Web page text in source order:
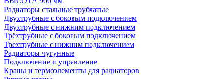
Радиаторы стальные трубчатые
Двухтрубные с боковым подключением
Двухтрубные с нижним подключением
Трёхтрубные с боковым подключением
Трехтрубные с нижним подключением
Радиаторы чугунные
Подключение и управление
Краны и термоэлементы для радиаторов